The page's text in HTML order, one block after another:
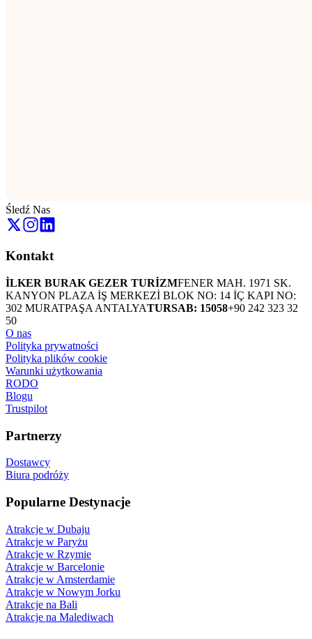
Śledź Nas
Kontakt
İLKER BURAK GEZER TURİZMFENER MAH. 1971 SK.
KANYON PLAZA İŞ MERKEZİ BLOK NO: 14 İÇ KAPI NO:
302 MURATPAŞA ANTALYATURSAB: 15058+90 242 323 32
50
O nas
Polityka prywatności
Polityka plików cookie
Warunki użytkowania
RODO
Blogu
Trustpilot
Partnerzy
Dostawcy
Biura podróży
Popularne Destynacje
Atrakcje w Dubaju
Atrakcje w Paryżu
Atrakcje w Rzymie
Atrakcje w Barcelonie
Atrakcje w Amsterdamie
Atrakcje w Nowym Jorku
Atrakcje na Bali
Atrakcje na Malediwach